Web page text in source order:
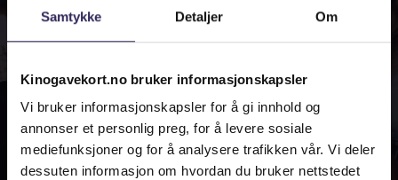
Samtykke Detaljer Om
Kinogavekort.no bruker informasjonskapsler
Vi bruker informasjonskapsler for å gi innhold og
annonser et personlig preg, for å levere sosiale
mediefunksjoner og for å analysere trafikken vår. Vi deler
dessuten informasjon om hvordan du bruker nettstedet